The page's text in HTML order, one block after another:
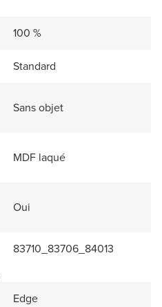
100 %
Standard
Sans objet
MDF laqué
Oui
83710_83706_84013
Edge